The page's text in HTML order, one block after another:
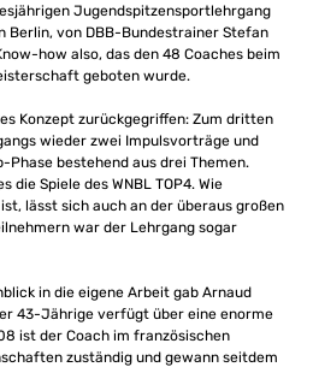
Jugendspitzensportlehrgang
Berlin, von DBB-Bundestrainer Stefan
how also, das den 48 Coaches beim
geboten wurde.
Konzept zurückgegriffen: Zum dritten
wieder zwei Impulsvorträge und
Phase bestehend aus drei Themen.
die Spiele des WNBL TOP4. Wie
lässt sich auch an der überaus großen
war der Lehrgang sogar
in die eigene Arbeit gab Arnaud
43-Jährige verfügt über eine enorme
ist der Coach im französischen
zuständig und gewann seitdem